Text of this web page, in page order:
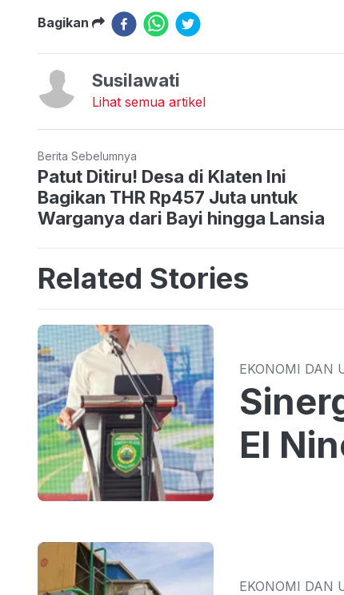
Bagikan
Susilawati
Lihat semua artikel
Berita Sebelumnya
Patut Ditiru! Desa di Klaten Ini
Bagikan THR Rp457 Juta untuk
Warganya dari Bayi hingga Lansia
Related Stories
EKONOMI DAN
Sinergi
El
EKONOMI DAN